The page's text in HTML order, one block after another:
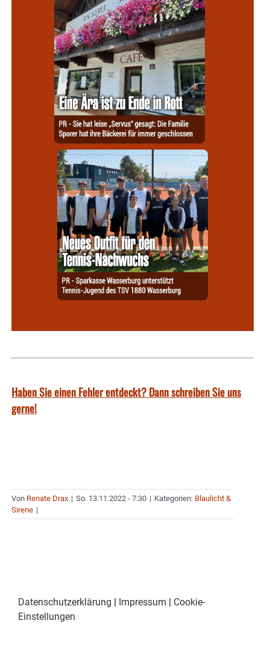
Haben Sie einen Fehler entdeckt? Dann schreiben Sie uns
gerne!
Von Renate Drax | So. 13.11.2022 - 7:30 | Kategorien: Blaulicht &
Sirene |
Datenschutzerklärung Impressum
Cookie-
Einstellungen